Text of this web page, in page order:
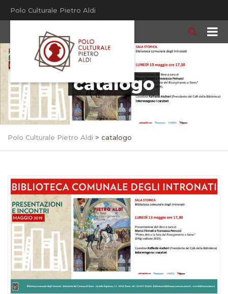
Polo Culturale Pietro Aldi
catalogo
Polo Culturale Pietro Aldi > catalogo